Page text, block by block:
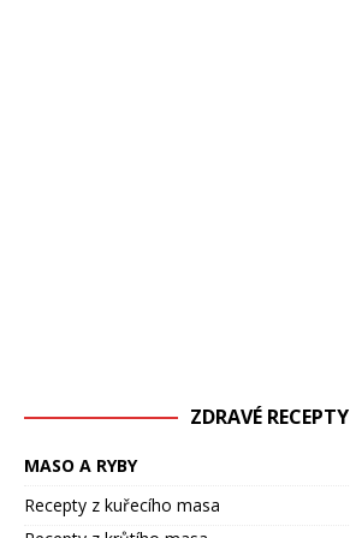
ZDRAVÉ RECEPTY
MASO A RYBY
Recepty z kuřecího masa